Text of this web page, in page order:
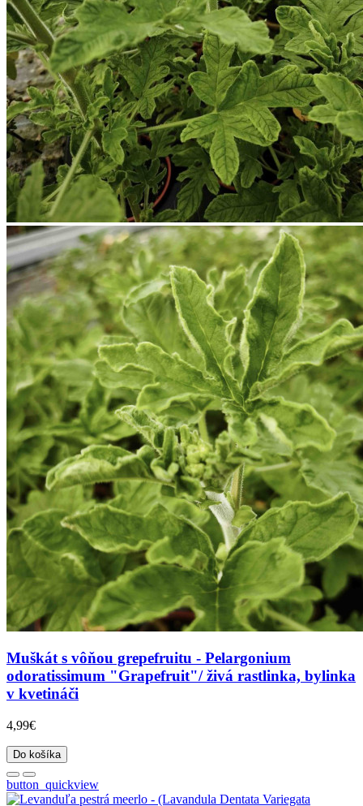
Muškát s vôňou grepefruitu - Pelargonium
odoratissimum "Grapefruit"/ živá rastlinka, bylinka
v kvetináči
4,99€
Do košíka
button_quickview